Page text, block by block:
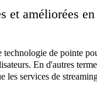
et améliorées en
de pointe
En d'autres
les services de